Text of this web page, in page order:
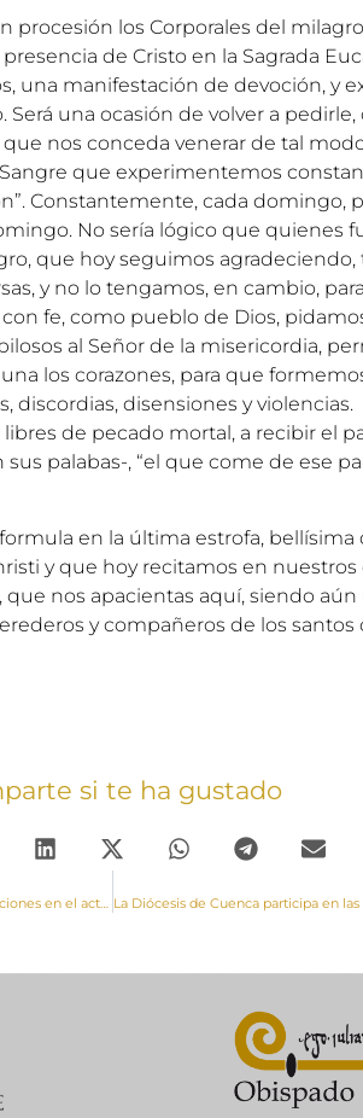
procesión los Corporales del
de Cristo en la Sagrada
una manifestación de devoción, y
una ocasión de volver a
nos conceda venerar de tal
que experimentemos
Constantemente, cada domingo,
No sería lógico que quienes
que hoy seguimos
y no lo tengamos, en cambio,
fe, como pueblo de Dios,
al Señor de la misericordia,
los corazones, para que
discordias, disensiones y violencias.
de pecado mortal, a recibir el
palabas-, “el que come de ese
en la última estrofa, bellísima
y que hoy recitamos en nuestros
que nos apacientas aquí, siendo aún
y compañeros de los santos
si te ha gustado
Nota doctrinal sobre el papel de las emociones en el acto de fe: ‘Cor ad cor loquitur’, el corazón habla al corazón